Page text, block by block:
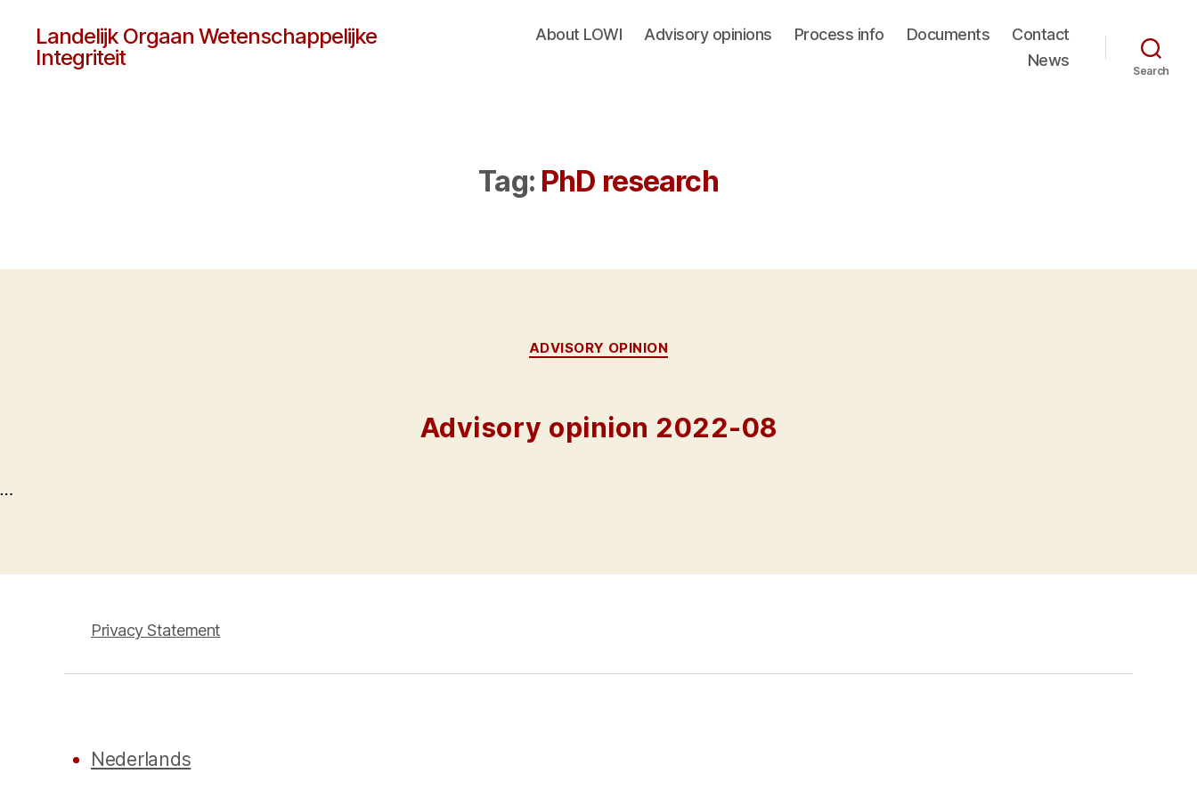
Landelijk Orgaan Wetenschappelijke
Integriteit
About LOWI Advisory opinions Process info Documents
Contact
News
Search
Tag: PhD research
Categories
ADVISORY OPINION
Advisory opinion 2022-08
…
Privacy Statement
Nederlands